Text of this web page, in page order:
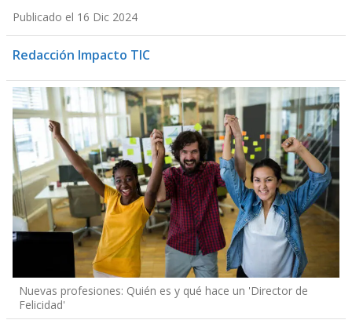
Publicado el 16 Dic 2024
Redacción Impacto TIC
Nuevas profesiones: Quién es y qué hace un 'Director de
Felicidad'